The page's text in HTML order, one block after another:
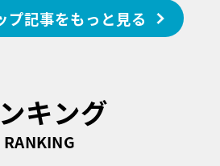
プ記事をもっと見る
キング
RANKING